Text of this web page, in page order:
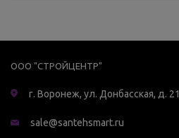
ООО "СТРОЙЦЕНТР"
г. Воронеж, ул. Донбасская, д. 21
sale@santehsmart.ru